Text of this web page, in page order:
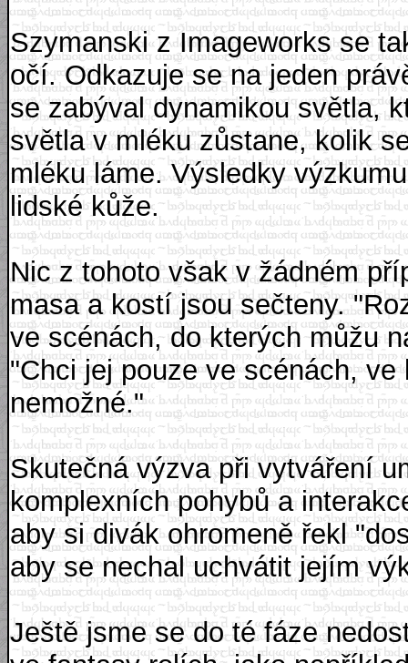
Szymanski z Imageworks se
očí. Odkazuje se na jeden
se zabýval dynamikou světla,
světla v mléku zůstane, kolik
mléku láme. Výsledky
lidské kůže.
Nic z tohoto však v žádném
masa a kostí jsou sečteny.
ve scénách, do kterých můžu
"Chci jej pouze ve scénách,
nemožné."
Skutečná výzva při vytváření
komplexních pohybů a
aby si divák ohromeně řekl
aby se nechal uchvátit jejím
Ještě jsme se do té fáze